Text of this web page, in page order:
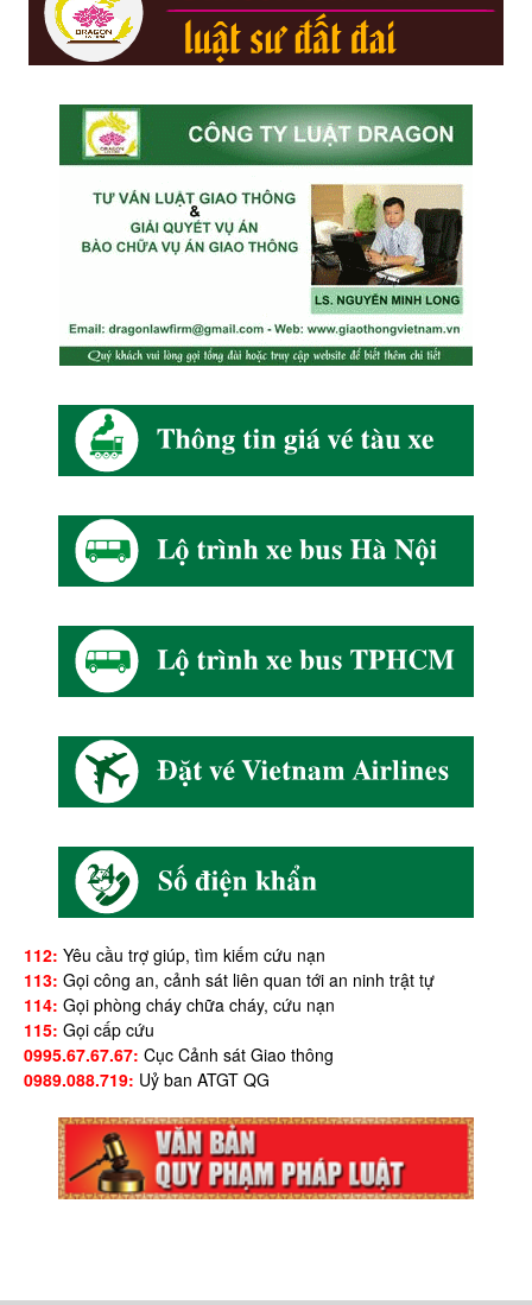
112: Yêu cầu trợ giúp, tìm kiếm cứu nạn
113: Gọi công an, cảnh sát liên quan tới an ninh trật tự
114: Gọi phòng cháy chữa cháy, cứu nạn
115: Gọi cấp cứu
0995.67.67.67: Cục Cảnh sát Giao thông
0989.088.719: Uỷ ban ATGT QG